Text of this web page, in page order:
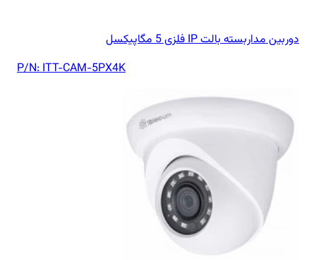
دوربین مداربسته بالت IP فلزی 5 مگاپیکسل
P/N:ITT-CAM-5PX4K